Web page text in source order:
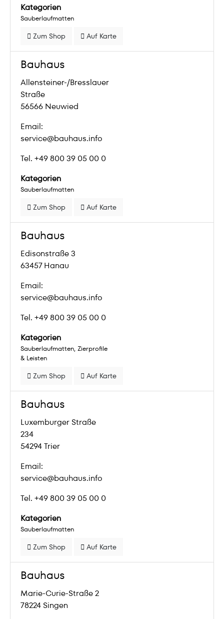
Kategorien
Sauberlaufmatten
Zum Shop Auf Karte
Bauhaus
Allensteiner-/Bresslauer
Straße
56566 Neuwied
Email:
service@bauhaus.info
Tel. +49 800 39 05 00 0
Kategorien
Sauberlaufmatten
Zum Shop Auf Karte
Bauhaus
Edisonstraße 3
63457 Hanau
Email:
service@bauhaus.info
Tel. +49 800 39 05 00 0
Kategorien
Sauberlaufmatten Zierprofile
& Leisten
Zum Shop Auf Karte
Bauhaus
Luxemburger Straße
234
54294 Trier
Email:
service@bauhaus.info
Tel. +49 800 39 05 00 0
Kategorien
Sauberlaufmatten
Zum Shop Auf Karte
Bauhaus
Marie-Curie-Straße 2
78224 Singen